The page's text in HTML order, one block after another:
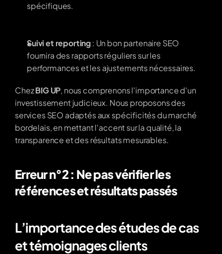
spécifiques.
Suivi et reporting : Un bon partenaire SEO
fournira des rapports réguliers sur les
performances et les ajustements nécessaires.
Chez BIG UP, nous comprenons l'importance d'un
investissement judicieux. Nous proposons des
services SEO adaptés aux spécificités du marché
bordelais, en mettant l'accent sur la qualité, la
transparence et des résultats mesurables.
Erreur n°2 : Ne pas vérifier les
références et résultats passés
L’importance des études de cas
et témoignages clients